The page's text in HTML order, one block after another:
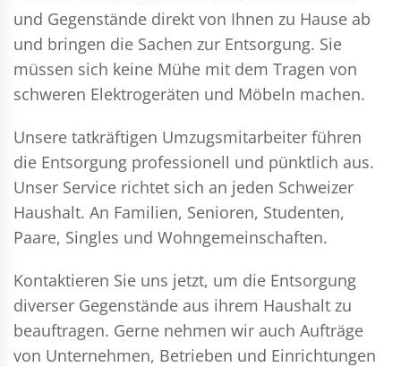
und Gegenstände direkt von Ihnen zu Hause ab
und bringen die Sachen zur Entsorgung. Sie
müssen sich keine Mühe mit dem Tragen von
schweren Elektrogeräten und Möbeln machen.
Unsere tatkräftigen Umzugsmitarbeiter führen
die Entsorgung professionell und pünktlich aus.
Unser Service richtet sich an jeden Schweizer
Haushalt. An Familien, Senioren, Studenten,
Paare, Singles und Wohngemeinschaften.
Kontaktieren Sie uns jetzt, um die Entsorgung
diverser Gegenstände aus ihrem Haushalt zu
beauftragen. Gerne nehmen wir auch Aufträge
von Unternehmen, Betrieben und Einrichtungen